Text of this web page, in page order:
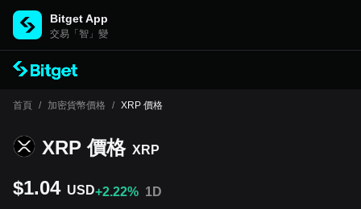
Bitget App
交易「智」變
首頁 / 加密貨幣價格 / XRP 價格
XRP 價格 XRP
$1.04 USD+2.22% 1D